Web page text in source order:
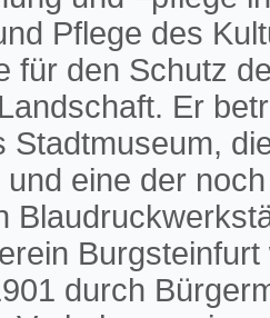
Pflege des
für den Schutz
Er
Stadtmuseum,
eine der
durch